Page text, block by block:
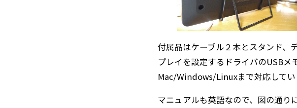
付属品はケーブル２本とスタンド、
プレイを設定するドライバのUSBメ
Mac/Windows/Linuxまで対応してい
マニュアルも英語なので、図の通り